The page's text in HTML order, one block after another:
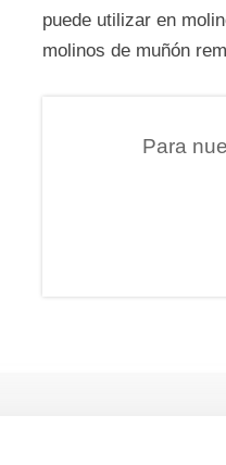
puede utilizar en
molinos de muñón
Para